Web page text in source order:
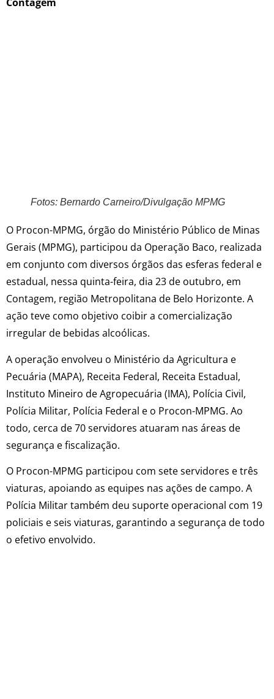
Fotos: Bernardo Carneiro/Divulgação MPMG
O Procon-MPMG, órgão do Ministério Público de Minas
Gerais (MPMG), participou da Operação Baco, realizada
em conjunto com diversos órgãos das esferas federal e
estadual, nessa quinta-feira, dia 23 de outubro, em
Contagem, região Metropolitana de Belo Horizonte. A
ação teve como objetivo coibir a comercialização
irregular de bebidas alcoólicas.
A operação envolveu o Ministério da Agricultura e
Pecuária (MAPA), Receita Federal, Receita Estadual,
Instituto Mineiro de Agropecuária (IMA), Polícia Civil,
Polícia Militar, Polícia Federal e o Procon-MPMG. Ao
todo, cerca de 70 servidores atuaram nas áreas de
segurança e fiscalização.
O Procon-MPMG participou com sete servidores e três
viaturas, apoiando as equipes nas ações de campo. A
Polícia Militar também deu suporte operacional com 19
policiais e seis viaturas, garantindo a segurança de todo
o efetivo envolvido.